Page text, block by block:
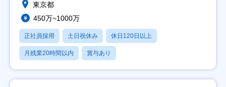
東京都
450万~1000万
正社員採用 土日祝休み 休日120日以上
月残業20時間以内 賞与あり